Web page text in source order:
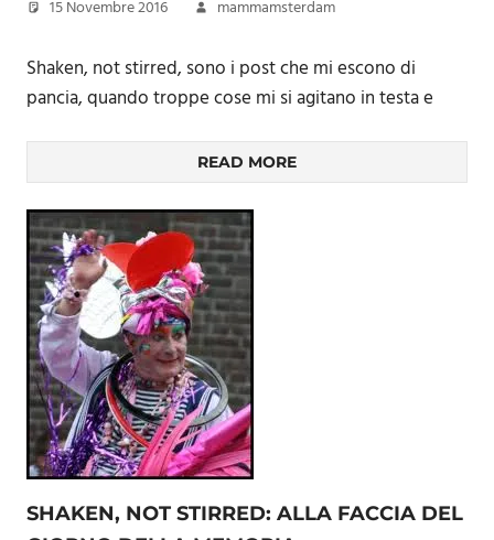
monodose
nuova
confezione
migliorata
15 Novembre 2016 mammamsterdam
Shaken, not stirred, sono i post che mi escono di
pancia, quando troppe cose mi si agitano in testa e
READ MORE
SHAKEN, NOT STIRRED: ALLA FACCIA DEL